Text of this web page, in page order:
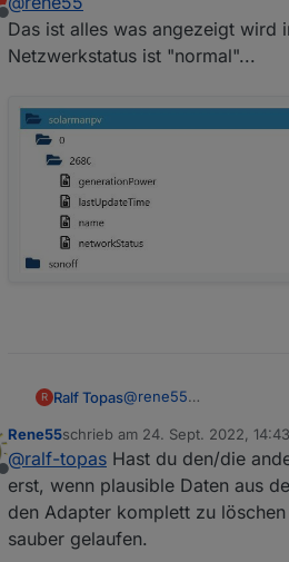
Offline
Das ist alles was angezeigt wird
Netzwerkstatus ist "normal"...
R Ralf Topas@rene55
Netzwerkstatus ist
Offline
Rene55schrieb am 24. Sept. 2022, 14:43
zuletzt editiert von
@ralf-topas Hast du den/die
erst, wenn plausible Daten aus
den Adapter komplett zu
sauber gelaufen.